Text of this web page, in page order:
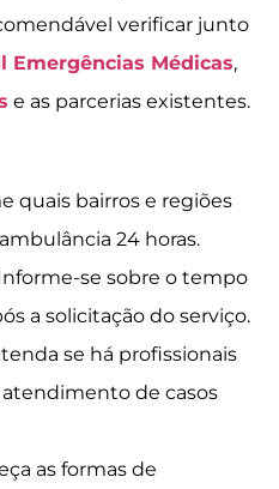
verificar junto
Emergências Médicas,
e as parcerias existentes.
quais bairros e regiões
24 horas.
se sobre o tempo
a solicitação do serviço.
se há profissionais
atendimento de casos
as formas de